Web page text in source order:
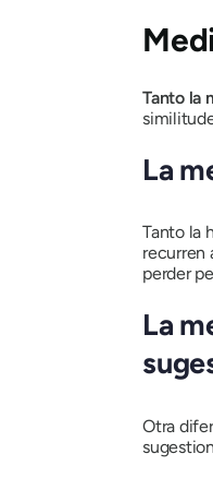
Tanto la
La
Tanto la
recurren
perder
La
Otra